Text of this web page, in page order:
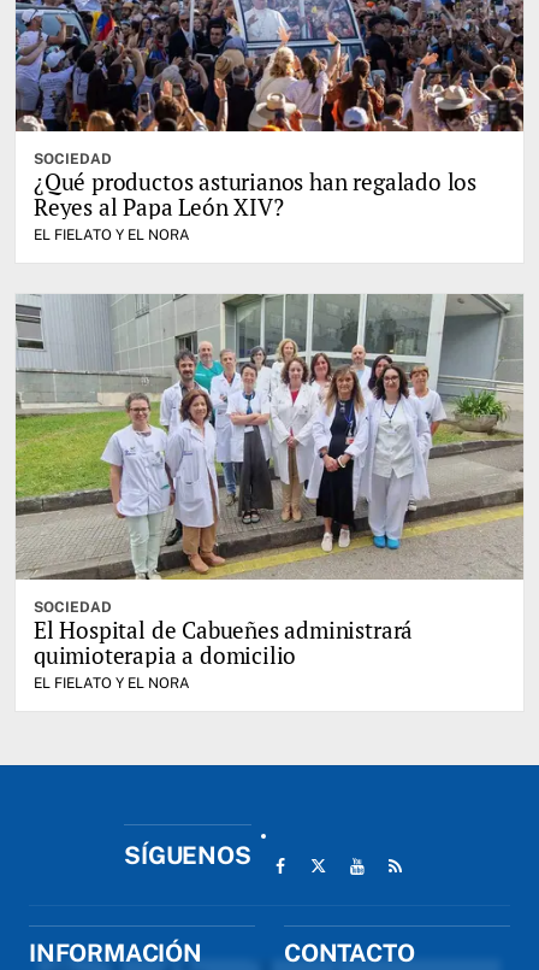
SOCIEDAD
¿Qué productos asturianos han regalado los
Reyes al Papa León XIV?
EL FIELATO Y EL NORA
SOCIEDAD
El Hospital de Cabueñes administrará
quimioterapia a domicilio
EL FIELATO Y EL NORA
SÍGUENOS
INFORMACIÓN CONTACTO